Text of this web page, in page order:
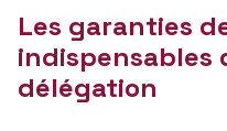
Les garanties
indispensables
délégation